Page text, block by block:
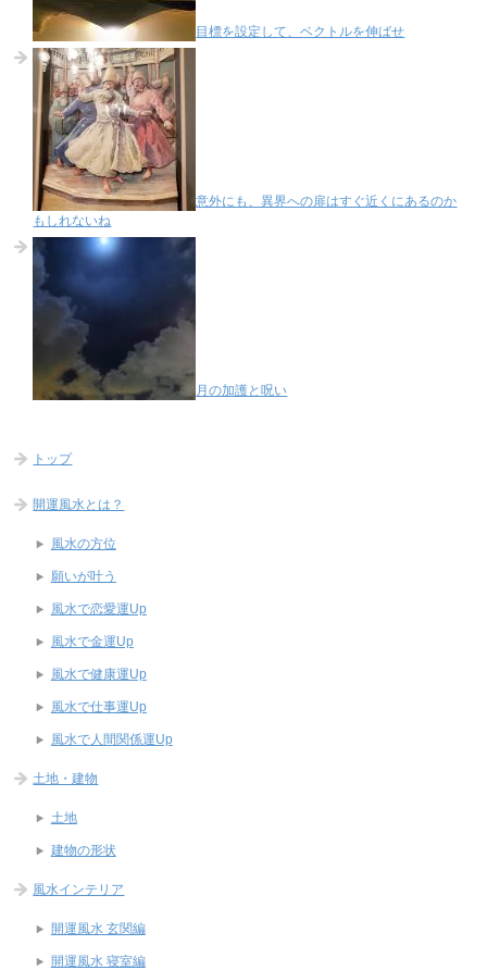
目標を設定して、ベクトルを伸ばせ
意外にも、異界への扉はすぐ近くにあるのか
もしれないね
月の加護と呪い
トップ
開運風水とは？
風水の方位
願いが叶う
風水で恋愛運Up
風水で金運Up
風水で健康運Up
風水で仕事運Up
風水で人間関係運Up
土地・建物
土地
建物の形状
風水インテリア
開運風水 玄関編
開運風水 寝室編